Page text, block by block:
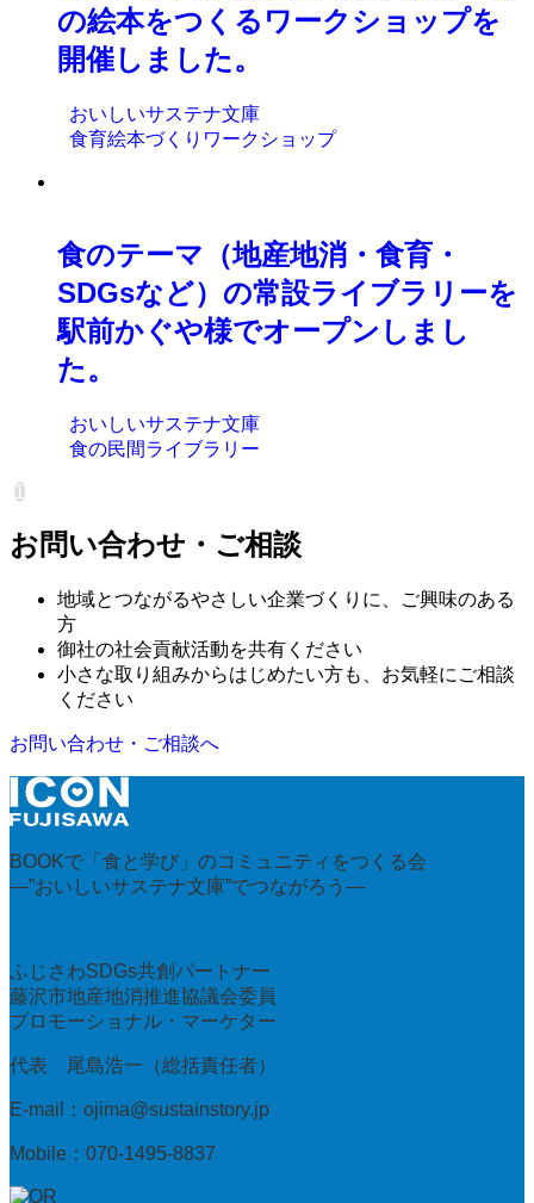
の絵本をつくるワークショップを
開催しました。
おいしいサステナ文庫
食育絵本づくりワークショップ
食のテーマ（地産地消・食育・
SDGsなど）の常設ライブラリーを
駅前かぐや様でオープンしまし
た。
おいしいサステナ文庫
食の民間ライブラリー
1
お問い合わせ・ご相談
地域とつながるやさしい企業づくりに、ご興味のある
方
御社の社会貢献活動を共有ください
小さな取り組みからはじめたい方も、お気軽にご相談
ください
お問い合わせ・ご相談へ
BOOKで「食と学び」のコミュニティをつくる会
—”おいしいサステナ文庫”でつながろう—
ふじさわSDGs共創パートナー
藤沢市地産地消推進協議会委員
プロモーショナル・マーケター
代表 尾島浩一（総括責任者）
E-mail：ojima@sustainstory.jp
Mobile：070-1495-8837